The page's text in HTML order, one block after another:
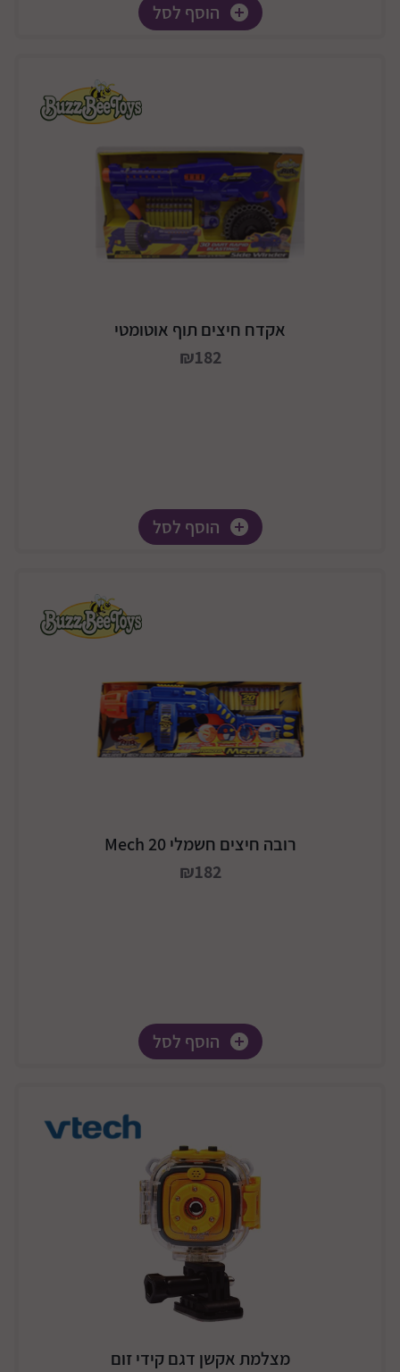
הוסף לסל
אקדח חיצים תוף אוטומטי
₪182
הוסף לסל
רובה חיצים חשמלי Mech 20
₪182
הוסף לסל
מצלמת אקשן דגם קידי זום